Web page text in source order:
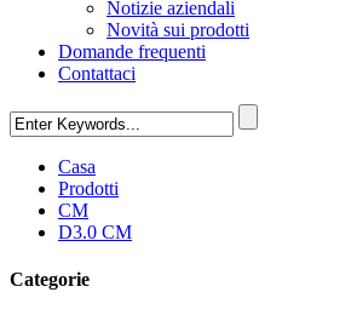
Notizie aziendali
Novità sui prodotti
Domande frequenti
Contattaci
Casa
Prodotti
CM
D3.0 CM
Categorie